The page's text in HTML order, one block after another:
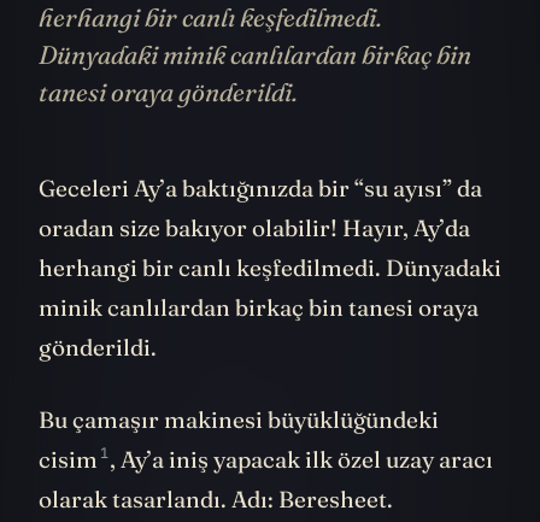
herhangi bir canlı keşfedilmedi.
Dünyadaki minik canlılardan birkaç bin
tanesi oraya gönderildi.
Geceleri Ay’a baktığınızda bir “su ayısı” da
oradan size bakıyor olabilir! Hayır, Ay’da
herhangi bir canlı keşfedilmedi. Dünyadaki
minik canlılardan birkaç bin tanesi oraya
gönderildi.
Bu çamaşır makinesi büyüklüğündeki
cisim 1, Ay’a iniş yapacak ilk özel uzay aracı
olarak tasarlandı. Adı: Beresheet.